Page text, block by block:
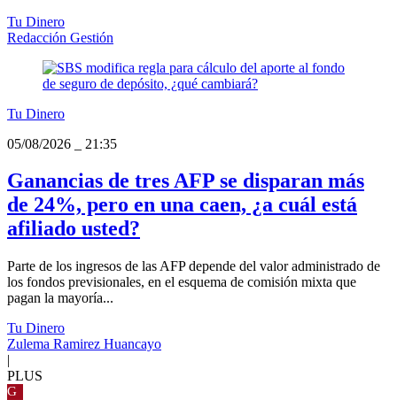
Tu Dinero
Redacción Gestión
Tu Dinero
05/08/2026
21:35
Ganancias de tres AFP se disparan más
de 24%, pero en una caen, ¿a cuál está
afiliado usted?
Parte de los ingresos de las AFP depende del valor administrado de
los fondos previsionales, en el esquema de comisión mixta que
pagan la mayoría...
Tu Dinero
Zulema Ramirez Huancayo
|
PLUS
G